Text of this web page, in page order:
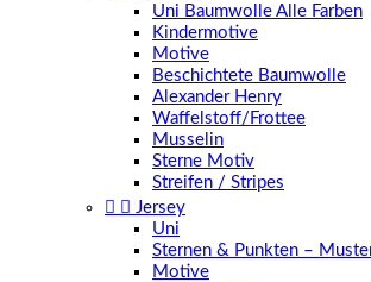
Uni Baumwolle Alle Farben
Kindermotive
Motive
Beschichtete Baumwolle
Alexander Henry
Waffelstoff/Frottee
Musselin
Sterne Motiv
Streifen / Stripes
  Jersey
Uni
Sternen & Punkten –
Motive